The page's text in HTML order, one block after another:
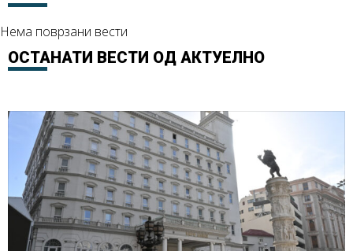
Нема поврзани вести
ОСТАНАТИ ВЕСТИ ОД АКТУЕЛНО